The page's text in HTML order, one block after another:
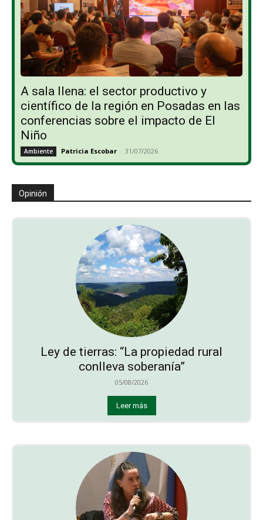
A sala llena: el sector productivo y
científico de la región en Posadas en las
conferencias sobre el impacto de El
Niño
Ambiente Patricia Escobar - 31/07/2026
Opinión
Ley de tierras: “La propiedad rural
conlleva soberanía”
05/08/2026
Leer más